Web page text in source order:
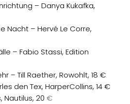
– Danya Kukafka,
Nacht – Hervé Le Corre,
– Fabio Stassi, Edition
– Till Raether, Rowohlt, 18 €
den Tex, HarperCollins, 14 €
Nautilus, 20 €